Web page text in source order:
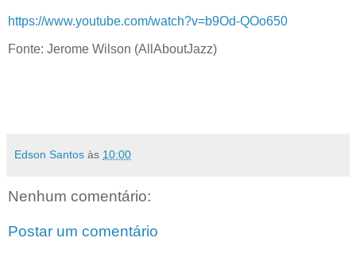
https://www.youtube.com/watch?v=b9Od-QOo650
Fonte: Jerome Wilson (AllAboutJazz)
Edson Santos às 10:00
Nenhum comentário:
Postar um comentário